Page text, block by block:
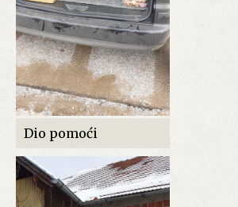
Dio pomoći